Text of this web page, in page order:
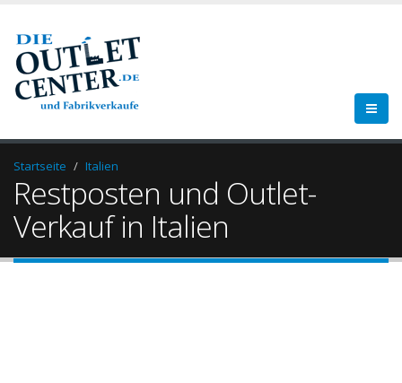
Startseite Italien
Restposten und Outlet-
Verkauf in Italien